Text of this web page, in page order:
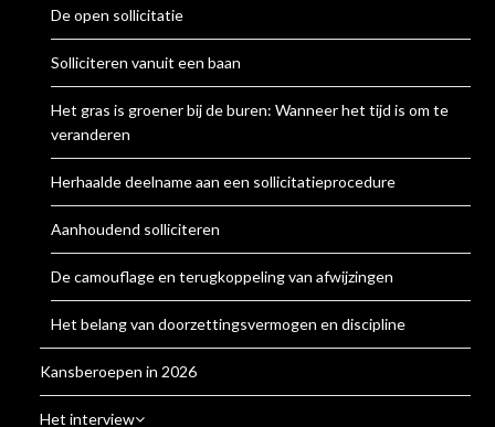
De open sollicitatie
Solliciteren vanuit een baan
Het gras is groener bij de buren: Wanneer het tijd is om te
veranderen
Herhaalde deelname aan een sollicitatieprocedure
Aanhoudend solliciteren
De camouflage en terugkoppeling van afwijzingen
Het belang van doorzettingsvermogen en discipline
Kansberoepen in 2026
Het interview